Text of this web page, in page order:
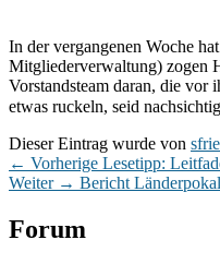
In der vergangenen Woche
Mitgliederverwaltung) zogen
Vorstandsteam daran, die vor
etwas ruckeln, seid
Dieser Eintrag wurde von
Beitragsnavigation
← Vorherige Vorheriger
Beitrag:
Lesetipp:
Weiter → Nächster
Bericht Länderpokal
Primärer
Forum